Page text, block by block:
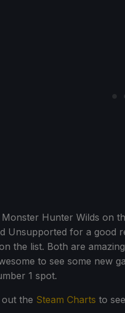
Hunter Wilds on
Unsupported for a good
the list. Both are
to see some new
1 spot.
the Steam Charts to